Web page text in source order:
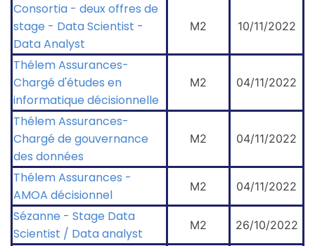
Consortia - deux offres de
stage - Data Scientist -
Data Analyst
M2 10/11/2022
Thélem Assurances-
Chargé d'études en
informatique décisionnelle
M2 04/11/2022
Thélem Assurances-
Chargé de gouvernance
des données
M2 04/11/2022
Thélem Assurances -
AMOA décisionnel
M2 04/11/2022
Sézanne - Stage Data
Scientist / Data analyst
M2 26/10/2022